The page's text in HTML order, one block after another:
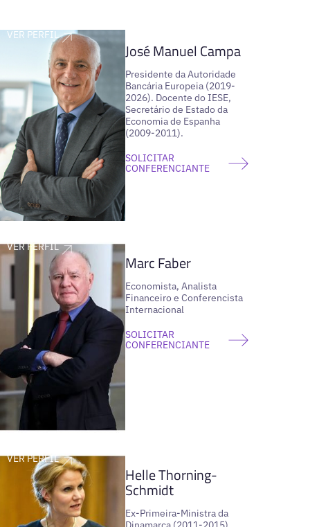
VER PERFIL
José Manuel Campa
Presidente da Autoridade
Bancária Europeia (2019-
2026). Docente do IESE,
Secretário de Estado da
Economia de Espanha
(2009-2011).
SOLICITAR
CONFERENCIANTE
VER PERFIL
Marc Faber
Economista, Analista
Financeiro e Conferencista
Internacional
SOLICITAR
CONFERENCIANTE
VER PERFIL
Helle Thorning-
Schmidt
Ex-Primeira-Ministra da